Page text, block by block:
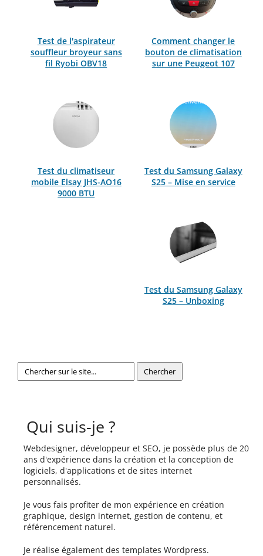
Test de l'aspirateur
souffleur broyeur sans
fil Ryobi OBV18
Comment changer le
bouton de climatisation
sur une Peugeot 107
Test du climatiseur
mobile Elsay JHS-AO16
9000 BTU
Test du Samsung Galaxy
S25 – Mise en service
Test du Samsung Galaxy
S25 – Unboxing
Qui suis-je ?
Webdesigner, développeur et SEO, je possède plus de 20
ans d'expérience dans la création et la conception de
logiciels, d'applications et de sites internet
personnalisés.
Je vous fais profiter de mon expérience en création
graphique, design internet, gestion de contenu, et
référencement naturel.
Je réalise également des templates Wordpress.